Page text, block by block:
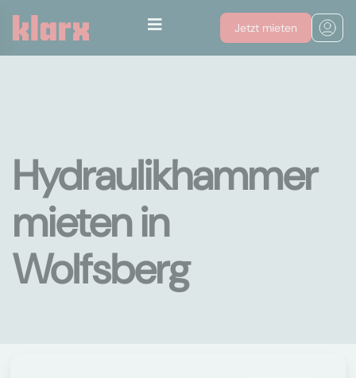
Jetzt mieten
Hydraulikhammer
mieten in
Wolfsberg